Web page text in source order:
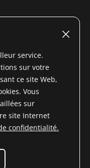
données
Pays non membre de
contre
contraire
service.
sur votre
ce site Web,
Vous
sur
site Internet
confidentialité.